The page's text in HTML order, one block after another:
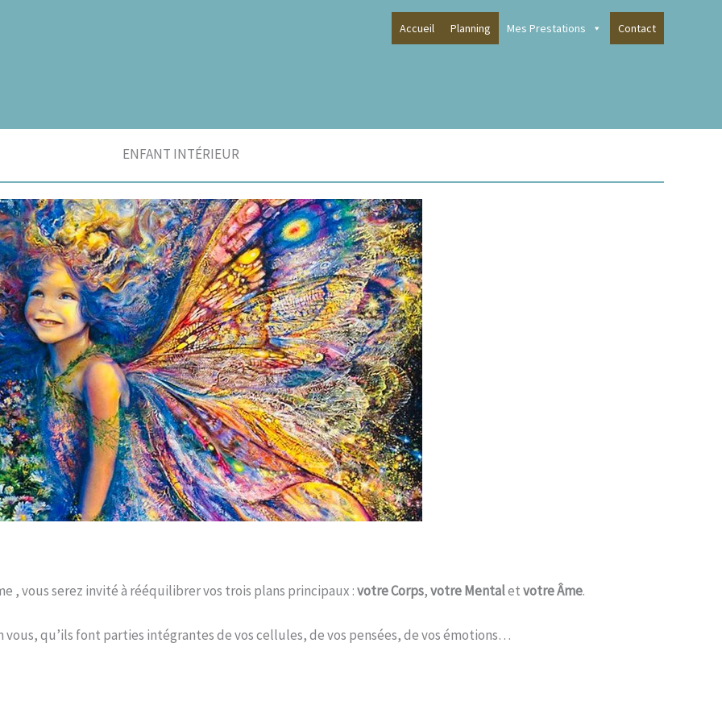
Accueil Planning Mes Prestations Contact
ENFANT INTÉRIEUR
, vous serez invité à rééquilibrer vos trois plans principaux :votre Corps,votre Mentaletvotre Âme.
qu’ils font parties intégrantes de vos cellules, de vos pensées, de vos émotions…